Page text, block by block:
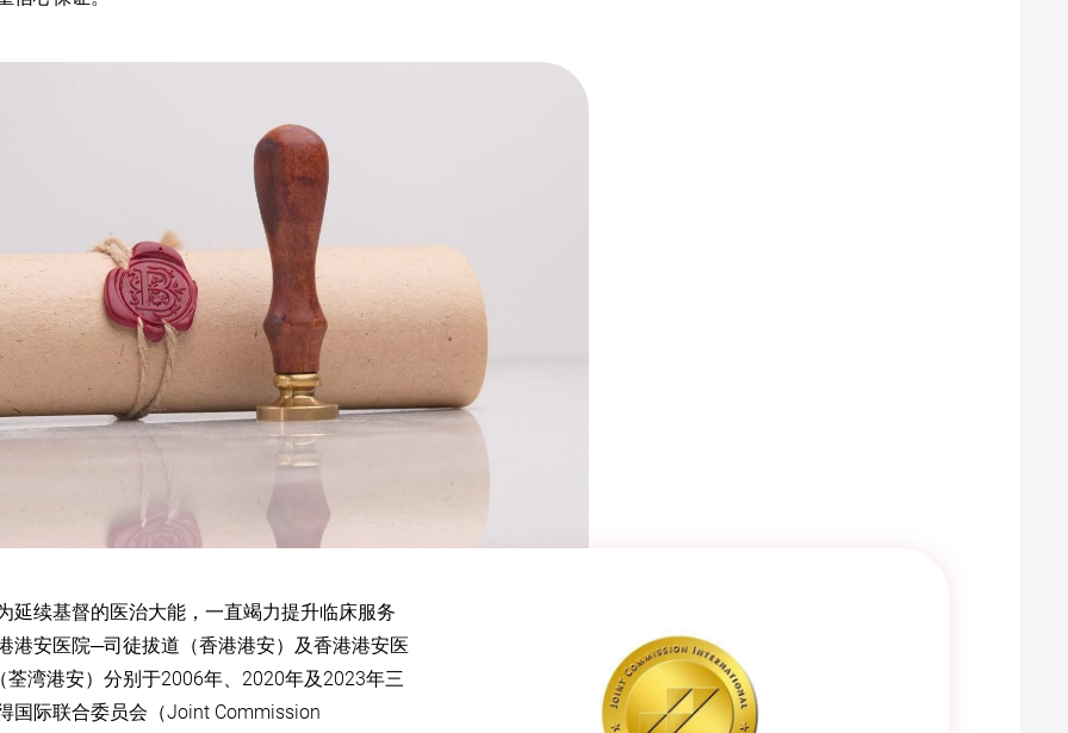
延续基督的医治大能，一直竭力提升临床服务
港安医院─司徒拔道（香港港安）及香港港安医
荃湾港安）分别于2006年、2020年及2023年三
国际联合委员会（Joint Commission